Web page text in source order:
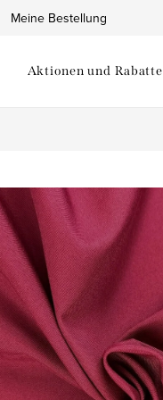
Meine Bestellung
Aktionen und Rabatte